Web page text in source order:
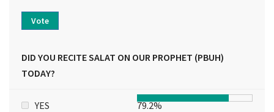
Vote
DID YOU RECITE SALAT ON OUR PROPHET (PBUH)
TODAY?
YES 79.2%